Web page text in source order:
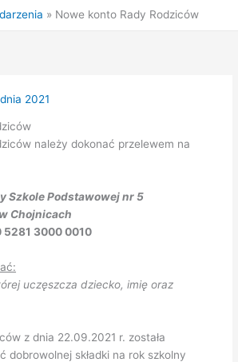
Nowe konto Rady Rodziców
2021
należy dokonać przelewem na
Szkole Podstawowej nr 5
Chojnicach
5281 3000 0010
uczęszcza dziecko, imię oraz
z dnia 22.09.2021 r. została
dobrowolnej składki na rok szkolny